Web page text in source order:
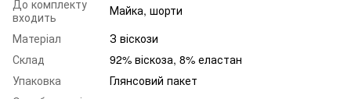
До комплекту
входить
Майка, шорти
Матеріал
З віскози
Склад
92% віскоза, 8% еластан
Упаковка
Глянсовий пакет